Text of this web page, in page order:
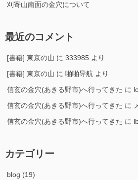
刈寄山南面の金穴について
最近のコメント
[書籍] 東京の山 に 333985 より
[書籍] 東京の山 に 啪啪导航 より
信玄の金穴(あきる野市)へ行ってきた に
信玄の金穴(あきる野市)へ行ってきた に
信玄の金穴(あきる野市)へ行ってきた に
カテゴリー
blog (19)